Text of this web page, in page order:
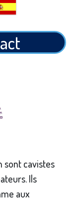
sont cavistes
Ils
aux